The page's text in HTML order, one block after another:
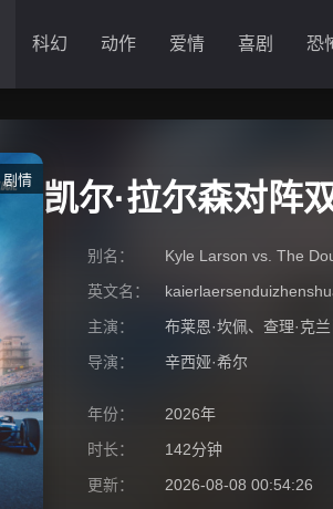
科幻 动作 爱情 喜剧 恐
剧情 凯尔·拉尔森对阵
别名：
Kyle Larson vs. The
英文名：
主演：
布莱恩·坎佩、 查理·克兰
导演：
辛西娅·希尔
年份： 2026年
时长：
142分钟
更新：
2026-08-08 00:54:26